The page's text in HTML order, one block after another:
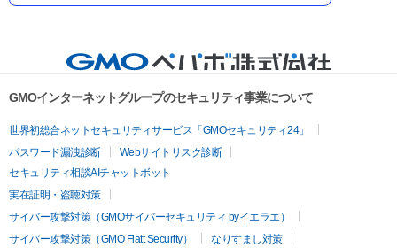
GMOインターネットグループのセキュリティ事業について
世界初総合ネットセキュリティサービス「GMOセキュリティ24」
パスワード漏洩診断
Webサイトリスク診断
セキュリティ相談AIチャットボット
実在証明・盗聴対策
サイバー攻撃対策（GMOサイバーセキュリティ byイエラエ）
サイバー攻撃対策（GMO Flatt Security）
なりすまし対策